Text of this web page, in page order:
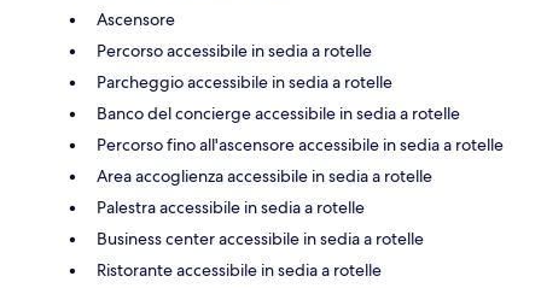
Ascensore
Percorso accessibile in sedia a rotelle
Parcheggio accessibile in sedia a rotelle
Banco del concierge accessibile in sedia a rotelle
Percorso fino all'ascensore accessibile in sedia a rotelle
Area accoglienza accessibile in sedia a rotelle
Palestra accessibile in sedia a rotelle
Business center accessibile in sedia a rotelle
Ristorante accessibile in sedia a rotelle